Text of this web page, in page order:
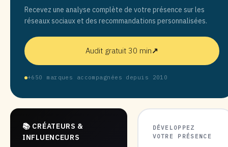
Recevez une analyse complète de votre présence sur les
réseaux sociaux et des recommandations personnalisées.
Audit gratuit 30 min↗
+650 marques accompagnées depuis 2010
📚 CRÉATEURS &
INFLUENCEURS
DÉVELOPPEZ
VOTRE PRÉSENCE